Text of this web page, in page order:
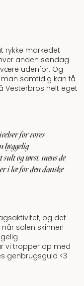
rykke markedet
anden søndag
udenfor. Og
samtidig kan få
Vesterbros helt eget
for vores
hyggelig
og tørst, mens de
i læ for den danske
og det
solen skinner!
vi tropper op med
genbrugsguld <3